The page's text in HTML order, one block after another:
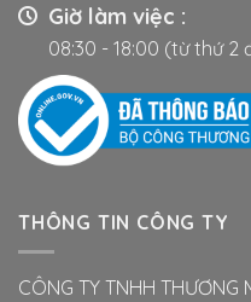
trang
sản
Giờ làm việc :
08:30 - 18:00 (từ thứ 2
THÔNG TIN CÔNG TY
CÔNG TY TNHH THƯƠNG